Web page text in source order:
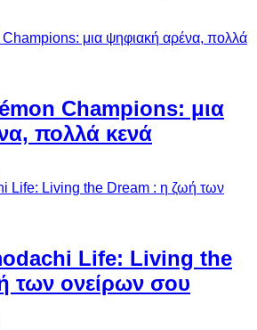
Champions: μια
πολλά κενά
Life: Living the
των ονείρων σου